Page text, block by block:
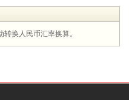
换人民币汇率换算。